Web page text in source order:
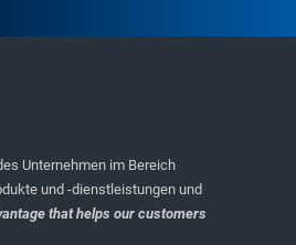
Unternehmen im Bereich
und -dienstleistungen und
that helps our customers